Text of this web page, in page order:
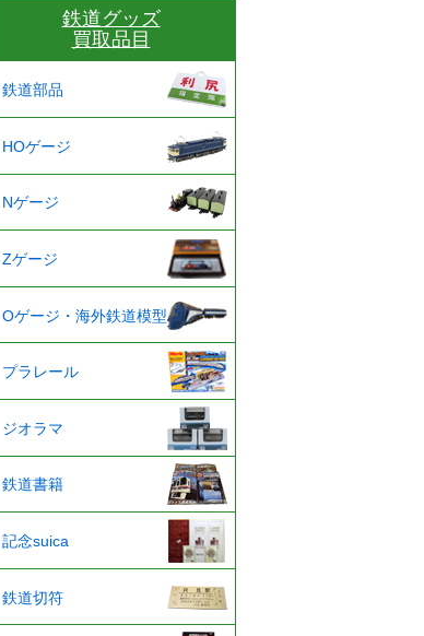
鉄道グッズ
買取品目
鉄道部品
HOゲージ
Nゲージ
Zゲージ
Oゲージ・海外鉄道模型
プラレール
ジオラマ
鉄道書籍
記念suica
鉄道切符